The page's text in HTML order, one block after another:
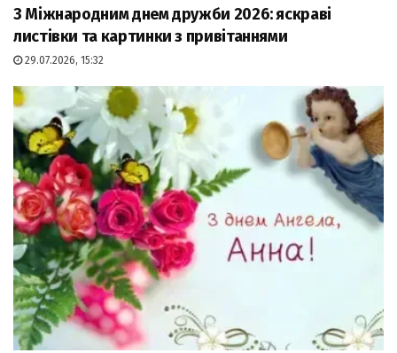
З Міжнародним днем дружби 2026: яскраві
листівки та картинки з привітаннями
29.07.2026, 15:32